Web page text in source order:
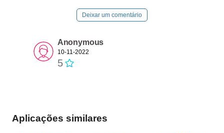
Deixar um comentário
Anonymous
10-11-2022
5
Aplicações similares